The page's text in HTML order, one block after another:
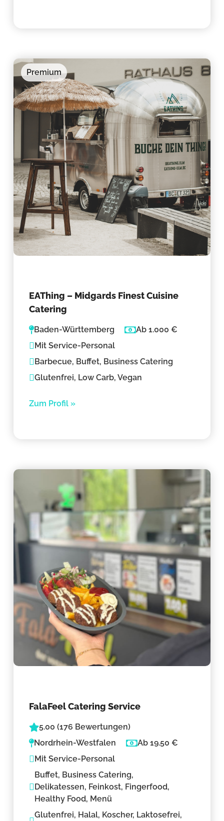
Premium
EAThing – Midgards Finest Cuisine
Catering
Baden-Württemberg
Ab 1.000 €
Mit Service-Personal
Barbecue, Buffet, Business Catering
Glutenfrei, Low Carb, Vegan
Zum Profil »
FalaFeel Catering Service
5.00 (176 Bewertungen)
Nordrhein-Westfalen
Ab 19.50 €
Mit Service-Personal
Buffet, Business Catering,
Delikatessen, Feinkost, Fingerfood,
Healthy Food, Menü
Glutenfrei, Halal, Koscher, Laktosefrei,